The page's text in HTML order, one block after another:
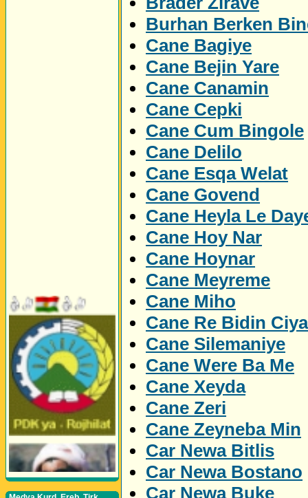
Burhan Berken
Cane Bagiye
Cane Bejin Yare
Cane Canamin
Cane Cepki
Cane Cum Bingole
Cane Delilo
Cane Esqa Welat
Cane Govend
Cane Heyla Le
Cane Hoy Nar
Cane Hoynar
Cane Meyreme
Cane Miho
Cane Re Bidin
Cane Silemaniye
Cane Were Ba Me
Cane Xeyda
Cane Zeri
Cane Zeyneba Min
Car Newa Bitlis
Car Newa Bostano
Car Newa Buke